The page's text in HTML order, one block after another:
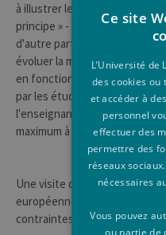
à illustrer le cours à l'aide,
principe » - laquelle a
d'autre part, des arrêts plus
évoluer la matière. Ces
en fonction du nombre
par les étudiants et les
l'enseignant dans le cadre
maximum à l'interactivité.
Une visite d'une journée à la
européenne est
contraintes
Ce site
L’Université
des cookies ou
et accéder à
personnel
effectuer des
permettre des
réseaux
nécessaires
Vous pouvez
ou partie de